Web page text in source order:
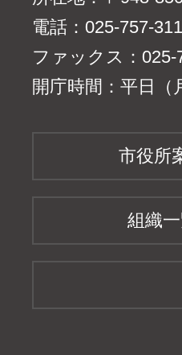
電話：025-757-
ファックス：025-
開庁時間：平日（
市役所
組織